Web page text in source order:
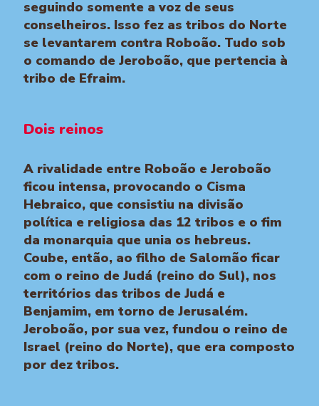
seguindo somente a voz de seus
conselheiros. Isso fez as tribos do Norte
se levantarem contra Roboão. Tudo sob
o comando de Jeroboão, que pertencia à
tribo de Efraim.
Dois reinos
A rivalidade entre Roboão e Jeroboão
ficou intensa, provocando o Cisma
Hebraico, que consistiu na divisão
política e religiosa das 12 tribos e o fim
da monarquia que unia os hebreus.
Coube, então, ao filho de Salomão ficar
com o reino de Judá (reino do Sul), nos
territórios das tribos de Judá e
Benjamim, em torno de Jerusalém.
Jeroboão, por sua vez, fundou o reino de
Israel (reino do Norte), que era composto
por dez tribos.